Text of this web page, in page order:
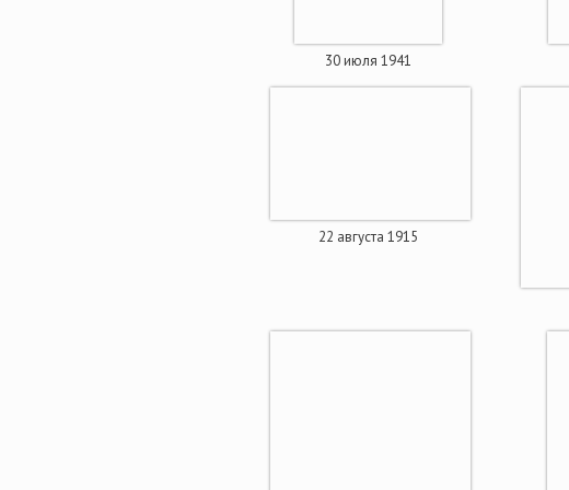
30 июля 1941
22 августа 1915